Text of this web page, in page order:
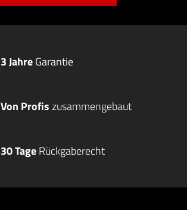
3 JahreGarantie
Von Profiszusammengebaut
30 TageRückgaberecht